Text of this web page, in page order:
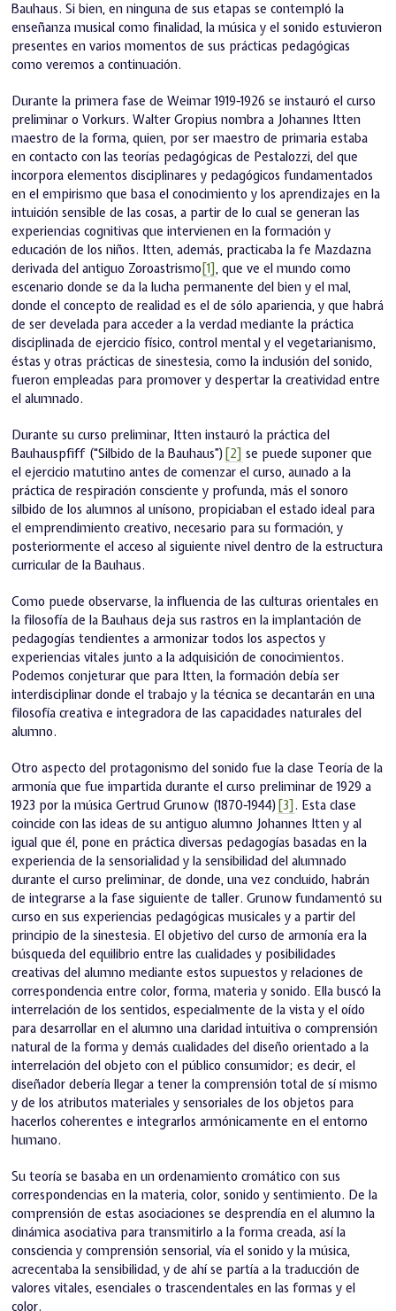
Bauhaus. Si bien, en ninguna de sus etapas se contempló la
enseñanza musical como finalidad, la música y el sonido estuvieron
presentes en varios momentos de sus prácticas pedagógicas
como veremos a continuación.
Durante la primera fase de Weimar 1919-1926 se instauró el curso
preliminar o Vorkurs. Walter Gropius nombra a Johannes Itten
maestro de la forma, quien, por ser maestro de primaria estaba
en contacto con las teorías pedagógicas de Pestalozzi, del que
incorpora elementos disciplinares y pedagógicos fundamentados
en el empirismo que basa el conocimiento y los aprendizajes en la
intuición sensible de las cosas, a partir de lo cual se generan las
experiencias cognitivas que intervienen en la formación y
educación de los niños. Itten, además, practicaba la fe Mazdazna
derivada del antiguo Zoroastrismo [1], que ve el mundo como
escenario donde se da la lucha permanente del bien y el mal,
donde el concepto de realidad es el de sólo apariencia, y que habrá
de ser develada para acceder a la verdad mediante la práctica
disciplinada de ejercicio físico, control mental y el vegetarianismo,
éstas y otras prácticas de sinestesia, como la inclusión del sonido,
fueron empleadas para promover y despertar la creatividad entre
el alumnado.
Durante su curso preliminar, Itten instauró la práctica del
Bauhauspfiff (“Silbido de la Bauhaus”) [2] se puede suponer que
el ejercicio matutino antes de comenzar el curso, aunado a la
práctica de respiración consciente y profunda, más el sonoro
silbido de los alumnos al unísono, propiciaban el estado ideal para
el emprendimiento creativo, necesario para su formación, y
posteriormente el acceso al siguiente nivel dentro de la estructura
curricular de la Bauhaus.
Como puede observarse, la influencia de las culturas orientales en
la filosofía de la Bauhaus deja sus rastros en la implantación de
pedagogías tendientes a armonizar todos los aspectos y
experiencias vitales junto a la adquisición de conocimientos.
Podemos conjeturar que para Itten, la formación debía ser
interdisciplinar donde el trabajo y la técnica se decantarán en una
filosofía creativa e integradora de las capacidades naturales del
alumno.
Otro aspecto del protagonismo del sonido fue la clase Teoría de la
armonía que fue impartida durante el curso preliminar de 1929 a
1923 por la música Gertrud Grunow (1870-1944) [3] . Esta clase
coincide con las ideas de su antiguo alumno Johannes Itten y al
igual que él, pone en práctica diversas pedagogías basadas en la
experiencia de la sensorialidad y la sensibilidad del alumnado
durante el curso preliminar, de donde, una vez concluido, habrán
de integrarse a la fase siguiente de taller. Grunow fundamentó su
curso en sus experiencias pedagógicas musicales y a partir del
principio de la sinestesia. El objetivo del curso de armonía era la
búsqueda del equilibrio entre las cualidades y posibilidades
creativas del alumno mediante estos supuestos y relaciones de
correspondencia entre color, forma, materia y sonido. Ella buscó la
interrelación de los sentidos, especialmente de la vista y el oído
para desarrollar en el alumno una claridad intuitiva o comprensión
natural de la forma y demás cualidades del diseño orientado a la
interrelación del objeto con el público consumidor; es decir, el
diseñador debería llegar a tener la comprensión total de sí mismo
y de los atributos materiales y sensoriales de los objetos para
hacerlos coherentes e integrarlos armónicamente en el entorno
humano.
Su teoría se basaba en un ordenamiento cromático con sus
correspondencias en la materia, color, sonido y sentimiento. De la
comprensión de estas asociaciones se desprendía en el alumno la
dinámica asociativa para transmitirlo a la forma creada, así la
consciencia y comprensión sensorial, vía el sonido y la música,
acrecentaba la sensibilidad, y de ahí se partía a la traducción de
valores vitales, esenciales o trascendentales en las formas y el
color.